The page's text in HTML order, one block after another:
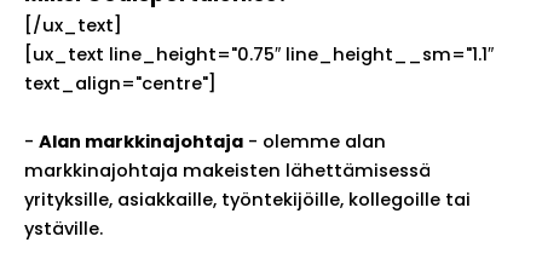
[/ux_text]
[ux_text line_height="0.75″ line_height__sm="1.1″
text_align="centre"]
- Alan markkinajohtaja - olemme alan
markkinajohtaja makeisten lähettämisessä
yrityksille, asiakkaille, työntekijöille, kollegoille tai
ystäville.